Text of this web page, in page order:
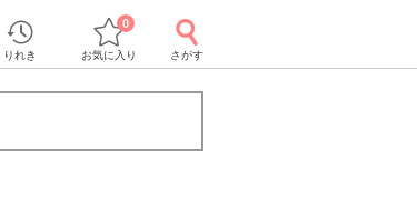
りれき お気に入り
0
さがす